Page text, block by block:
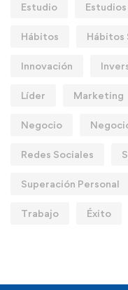
Estudio Estudios
Hábitos Hábitos
Innovación
Líder Marketing
Negocio
Redes Sociales
Superación Personal
Trabajo Éxito